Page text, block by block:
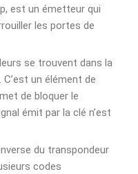
est un émetteur qui
les portes de
se trouvent dans la
un élément de
de bloquer le
émit par la clé n’est
du transpondeur
codes